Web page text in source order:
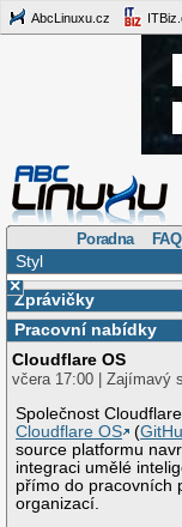
AbcLinuxu.cz
Poradna FAQ
Styl
×
Zprávičky
Pracovní nabídky
Cloudflare OS
včera 17:00 | Zajímavý
Společnost Cloudflare
Cloudflare OS
(
source platformu
integraci umělé
přímo do pracovních
organizací.